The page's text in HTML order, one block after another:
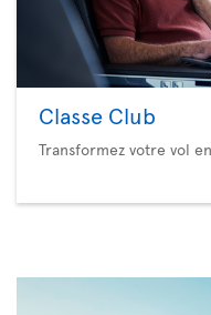
Classe Club
Transformez votre vol